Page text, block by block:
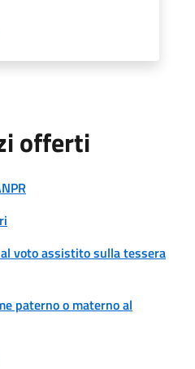
offerti
voto assistito sulla tessera
paterno o materno al